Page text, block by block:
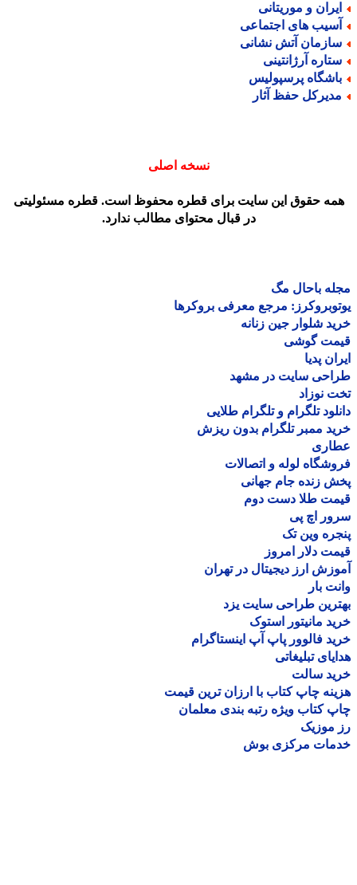
و موریتانی
های اجتماعی
آتش نشانی
آرژانتینی
پرسپولیس
حفظ آثار
نسخه اصلی
حقوق این سایت برای قطره محفوظ است. قطره مسئولیتی
در قبال محتوای مطالب ندارد.
باحال مگ
مرجع معرفی بروکرها
شلوار جین زنانه
گوشی
پدیا
سایت در مشهد
نوزاد
تلگرام و تلگرام طلایی
ممبر تلگرام بدون ریزش
لوله و اتصالات
زنده جام جهانی
طلا دست دوم
اچ پی
وین تک
دلار امروز
ارز دیجیتال در تهران
بار
طراحی سایت یزد
مانیتور استوک
فالوور پاپ آپ اینستاگرام
تبلیغاتی
سالت
چاپ کتاب با ارزان ترین قیمت
کتاب ویژه رتبه بندی معلمان
موزیک
مرکزی بوش